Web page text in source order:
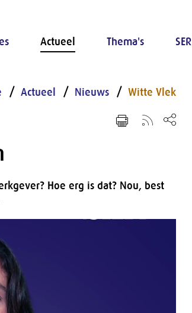
Actueel Thema's SER
Actueel Nieuws Witte Vlek
Hoe erg is dat? Nou, best